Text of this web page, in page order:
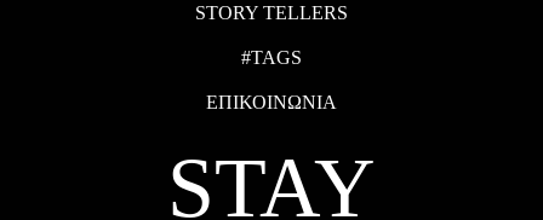
STORY TELLERS
#TAGS
ΕΠΙΚΟΙΝΩΝΙΑ
STAY